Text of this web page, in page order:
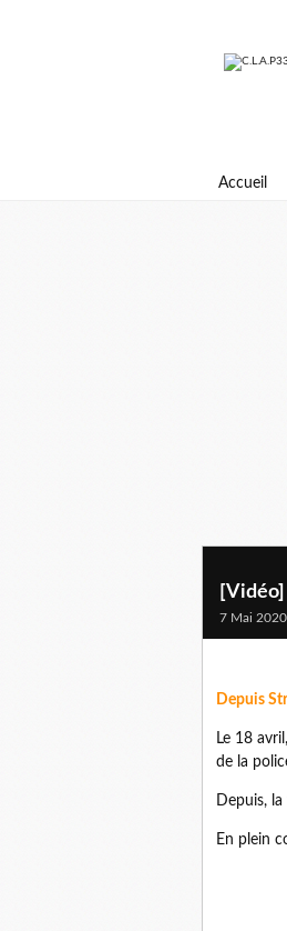
Accueil
7 Mai 2020
Depuis
Le 18
de la
Depuis,
En plein